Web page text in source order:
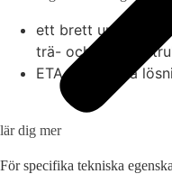
ett brett urval av
trä- och
ETA-godkända
lär dig mer
För specifika tekniska